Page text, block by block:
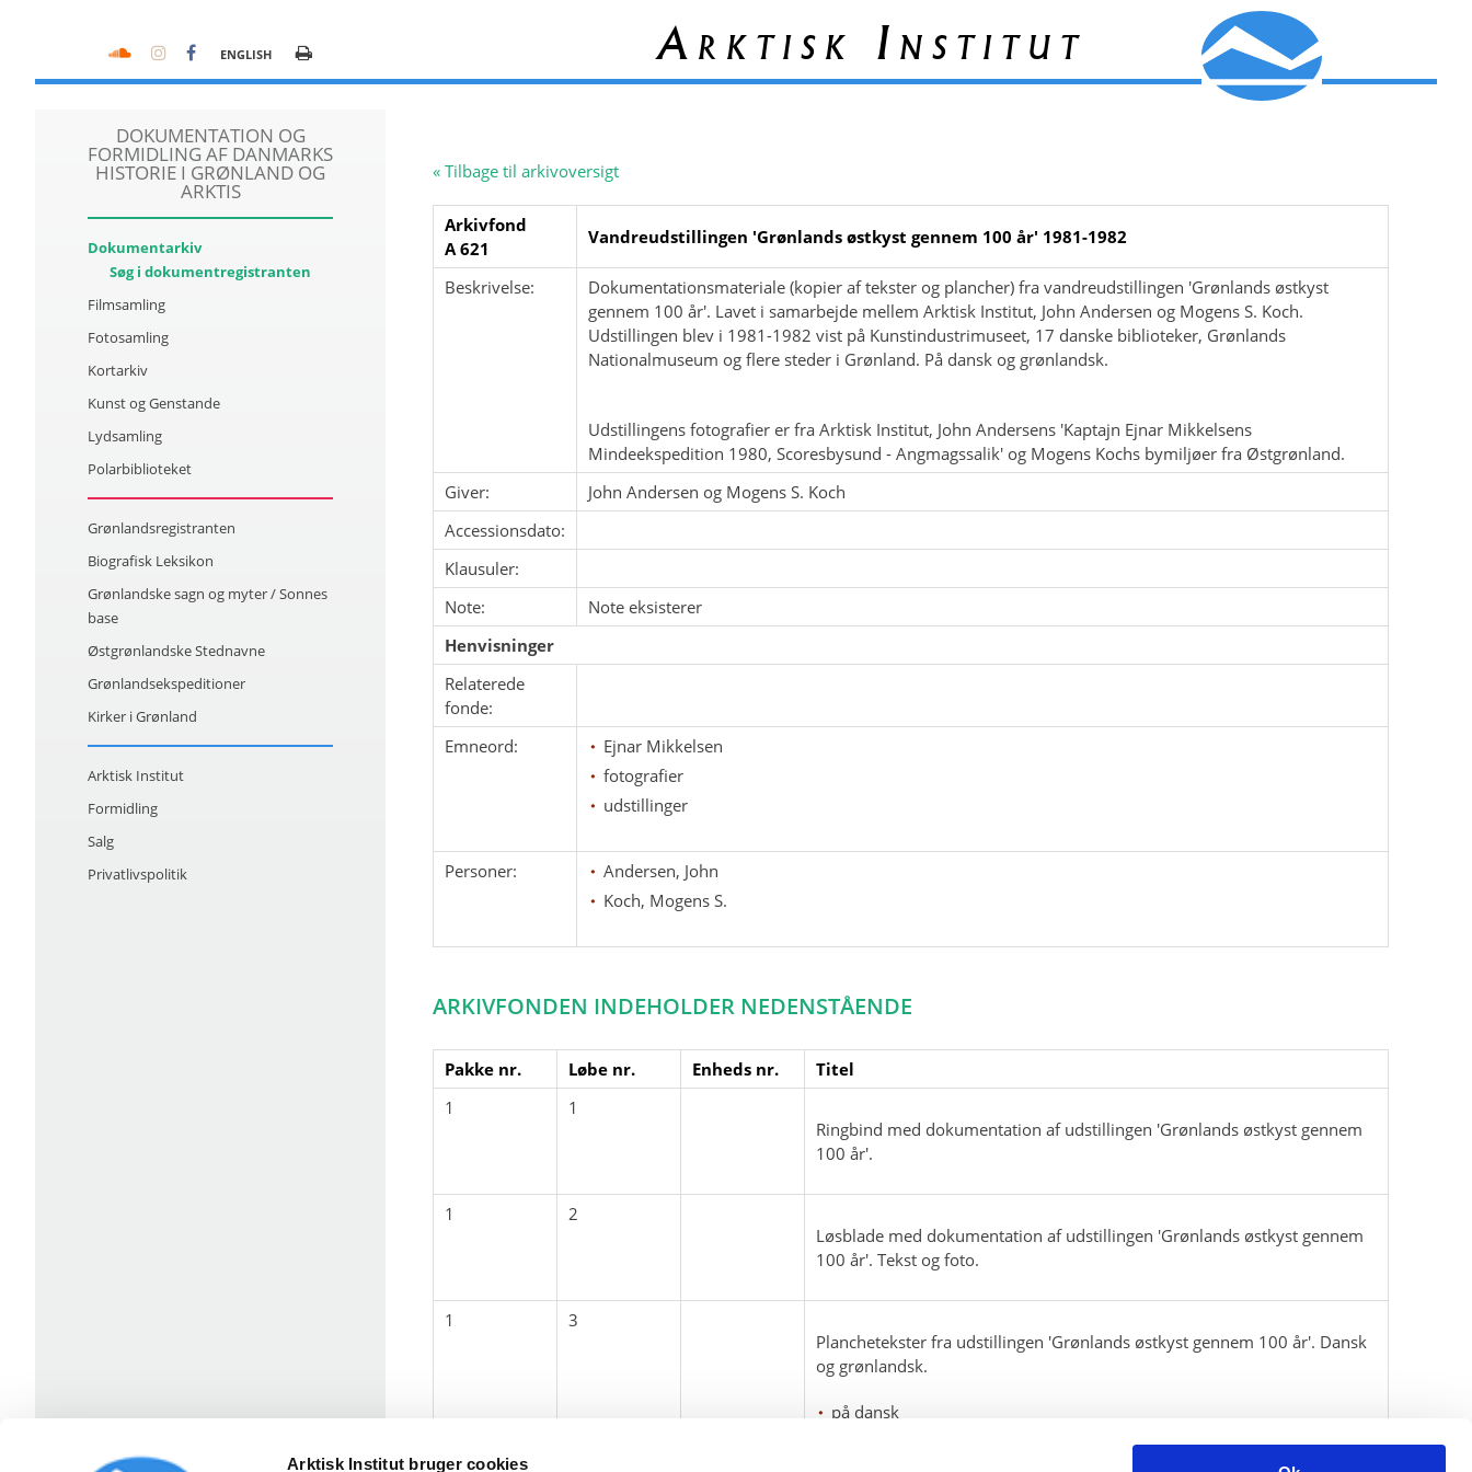
Arktisk Institut bruger cookies
ENGLISH
DOKUMENTATION OG
FORMIDLING AF DANMARKS
HISTORIE I GRØNLAND OG
ARKTIS
Dokumentarkiv
Søg i dokumentregistranten
Filmsamling
Fotosamling
Kortarkiv
Kunst og Genstande
Lydsamling
Polarbiblioteket
Grønlandsregistranten
Biografisk Leksikon
Grønlandske sagn og myter / Sonnes
base
Østgrønlandske Stednavne
Grønlandsekspeditioner
Kirker i Grønland
Arktisk Institut
Formidling
Salg
Privatlivspolitik
Arktisk Institut
« Tilbage til arkivoversigt
Arkivfond
A 621
Vandreudstillingen 'Grønlands østkyst gennem 100 år' 1981-1982
Beskrivelse:
Dokumentationsmateriale (kopier af tekster og plancher) fra vandreudstillingen 'Grønlands østkyst
gennem 100 år'. Lavet i samarbejde mellem Arktisk Institut, John Andersen og Mogens S. Koch.
Udstillingen blev i 1981-1982 vist på Kunstindustrimuseet, 17 danske biblioteker, Grønlands
Nationalmuseum og flere steder i Grønland. På dansk og grønlandsk.
Udstillingens fotografier er fra Arktisk Institut, John Andersens 'Kaptajn Ejnar Mikkelsens
Mindeekspedition 1980, Scoresbysund - Angmagssalik' og Mogens Kochs bymiljøer fra Østgrønland.
Giver:
John Andersen og Mogens S. Koch
Accessionsdato:
Klausuler:
Note:
Note eksisterer
Henvisninger
Relaterede
fonde:
Emneord:
Ejnar Mikkelsen
fotografier
udstillinger
Personer:
Andersen, John
Koch, Mogens S.
ARKIVFONDEN INDEHOLDER NEDENSTÅENDE
Pakke nr. Løbe nr. Enheds nr.
Titel
1
1
Ringbind med dokumentation af udstillingen 'Grønlands østkyst gennem
100 år'.
1
2
Løsblade med dokumentation af udstillingen 'Grønlands østkyst gennem
100 år'. Tekst og foto.
1
3
Planchetekster fra udstillingen 'Grønlands østkyst gennem 100 år'. Dansk
og grønlandsk.
på dansk